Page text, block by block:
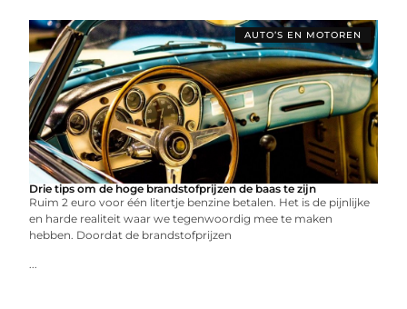
AUTO’S EN MOTOREN
Drie tips om de hoge brandstofprijzen de baas te zijn
Ruim 2 euro voor één litertje benzine betalen. Het is de pijnlijke
en harde realiteit waar we tegenwoordig mee te maken
hebben. Doordat de brandstofprijzen
...